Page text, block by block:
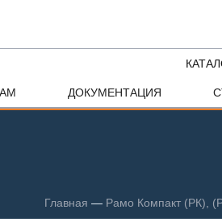
ДОКУМЕНТАЦИЯ
Главная — Рамо Компакт (РК),